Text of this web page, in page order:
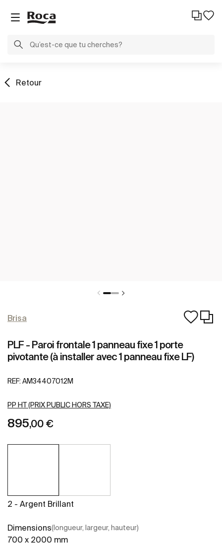
Retour
Brisa
PLF - Paroi frontale 1 panneau fixe 1 porte
pivotante (à installer avec 1 panneau fixe LF)
REF: AM34407012M
PP HT (PRIX PUBLIC HORS TAXE)
895,00 €
2 - Argent Brillant
Dimensions(longueur, largeur, hauteur)
700 x 2000 mm